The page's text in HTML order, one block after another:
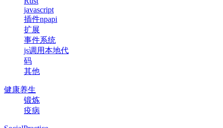
javascript
插件npapi
扩展
事件系统
js调用本地代
码
其他
健康养生
锻炼
疫病